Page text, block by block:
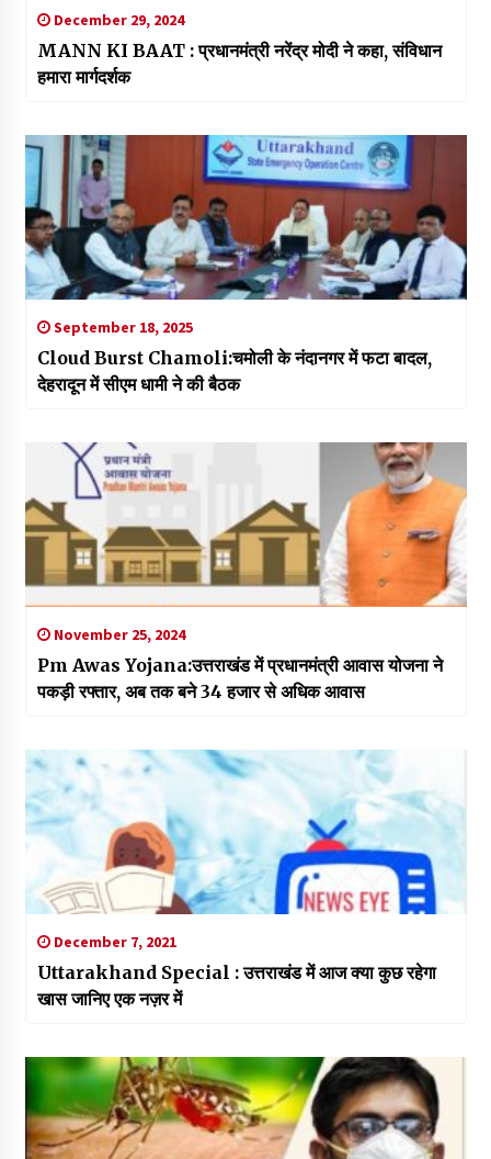
December 29, 2024
MANN KI BAAT : प्रधानमंत्री नरेंद्र मोदी ने कहा, संविधान
हमारा मार्गदर्शक
September 18, 2025
Cloud Burst Chamoli:चमोली के नंदानगर में फटा बादल,
देहरादून में सीएम धामी ने की बैठक
November 25, 2024
Pm Awas Yojana:उत्तराखंड में प्रधानमंत्री आवास योजना ने
पकड़ी रफ्तार, अब तक बने 34 हजार से अधिक आवास
December 7, 2021
Uttarakhand Special : उत्तराखंड में आज क्या कुछ रहेगा
खास जानिए एक नज़र में